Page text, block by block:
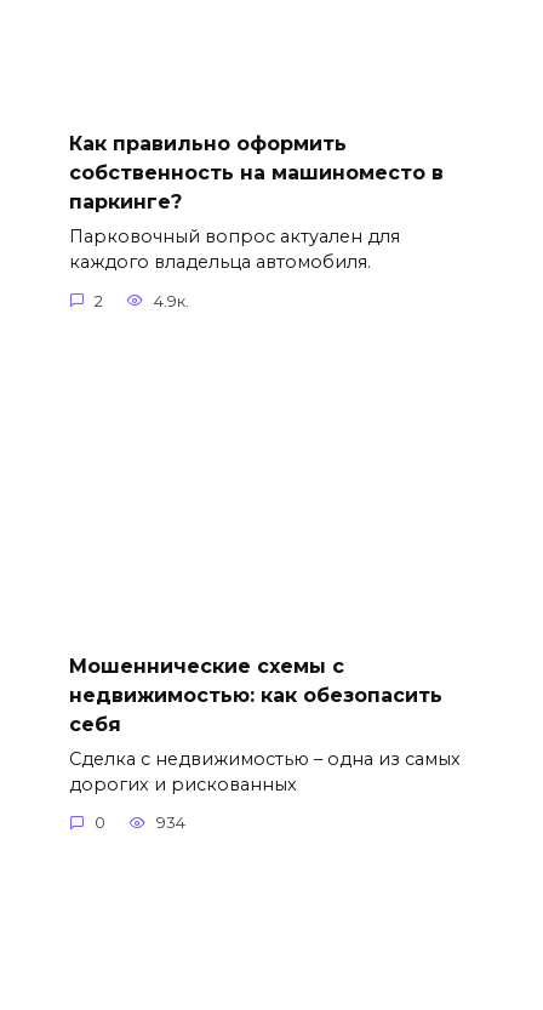
Как правильно оформить
собственность на машиноместо в
паркинге?
Парковочный вопрос актуален для
каждого владельца автомобиля.
2 4.9к.
Мошеннические схемы с
недвижимостью: как обезопасить
себя
Сделка с недвижимостью – одна из самых
дорогих и рискованных
0 934